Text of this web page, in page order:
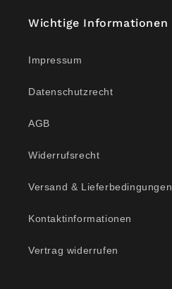
Wichtige Informationen
Impressum
Datenschutzrecht
AGB
Widerrufsrecht
Versand & Lieferbedingungen
Kontaktinformationen
Vertrag widerrufen